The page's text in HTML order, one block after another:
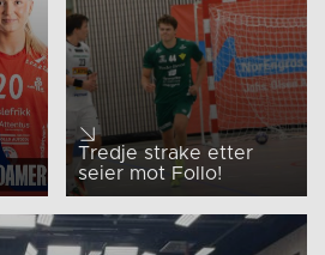
Tredje strake etter
seier mot Follo!